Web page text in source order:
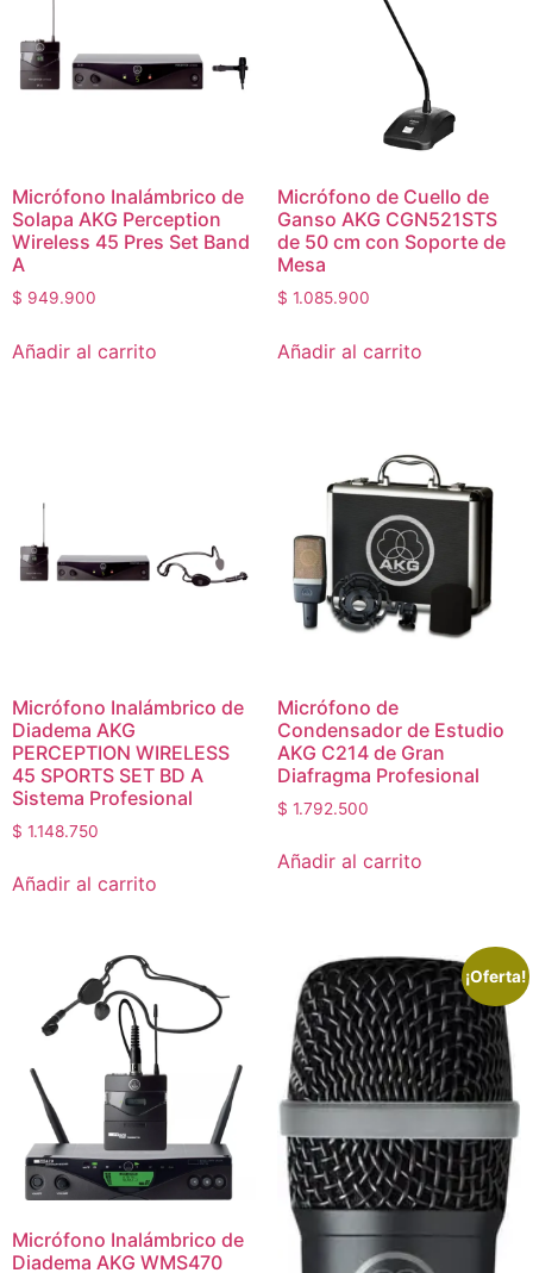
Micrófono Inalámbrico de
Solapa AKG Perception
Wireless 45 Pres Set Band
A
$ 949.900
Añadir al carrito
Micrófono de Cuello de
Ganso AKG CGN521STS
de 50 cm con Soporte de
Mesa
$ 1.085.900
Añadir al carrito
Micrófono Inalámbrico de
Diadema AKG
PERCEPTION WIRELESS
45 SPORTS SET BD A
Sistema Profesional
$ 1.148.750
Añadir al carrito
Micrófono de
Condensador de Estudio
AKG C214 de Gran
Diafragma Profesional
$ 1.792.500
Añadir al carrito
Micrófono Inalámbrico de
Diadema AKG WMS470
¡Oferta!